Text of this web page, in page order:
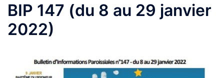
BIP 147 (du 8 au 29 janvier
2022)